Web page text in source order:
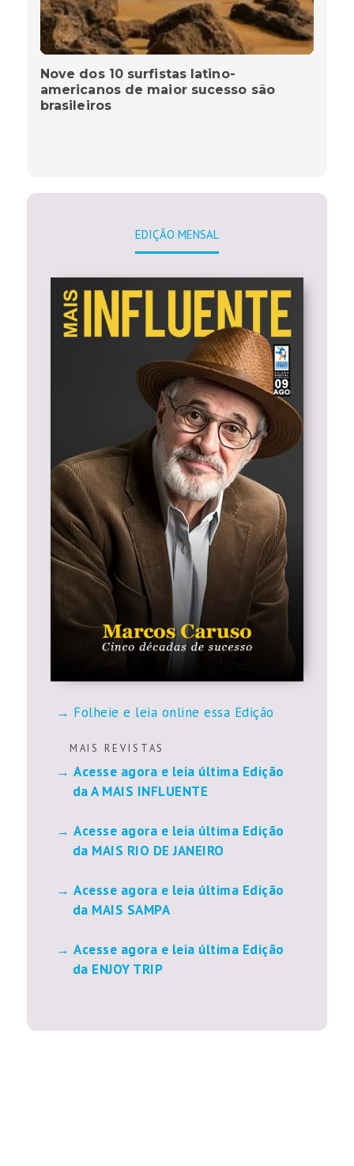
Nove dos 10 surfistas latino-
americanos de maior sucesso são
brasileiros
EDIÇÃO MENSAL
Folheie e leia online essa Edição
M A I S R E V I S T A S
Acesse agora e leia última Edição
da A MAIS INFLUENTE
Acesse agora e leia última Edição
da MAIS RIO DE JANEIRO
Acesse agora e leia última Edição
da MAIS SAMPA
Acesse agora e leia última Edição
da ENJOY TRIP